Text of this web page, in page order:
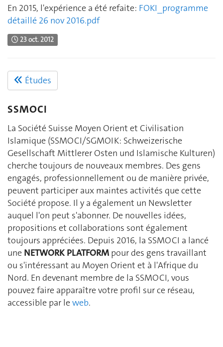
En 2015, l'expérience a été refaite: FOKI_programme
détaillé 26 nov 2016.pdf
23 oct. 2012
Études
SSMOCI
La Société Suisse Moyen Orient et Civilisation
Islamique (SSMOCI/SGMOIK: Schweizerische
Gesellschaft Mittlerer Osten und Islamische Kulturen)
cherche toujours de nouveaux membres. Des gens
engagés, professionnellement ou de manière privée,
peuvent participer aux maintes activités que cette
Société propose. Il y a également un Newsletter
auquel l'on peut s'abonner. De nouvelles idées,
propositions et collaborations sont également
toujours appréciées. Depuis 2016, la SSMOCI a lancé
une NETWORK PLATFORM pour des gens travaillant
ou s'intéressant au Moyen Orient et à l'Afrique du
Nord. En devenant membre de la SSMOCI, vous
pouvez faire apparaître votre profil sur ce réseau,
accessible par leweb.